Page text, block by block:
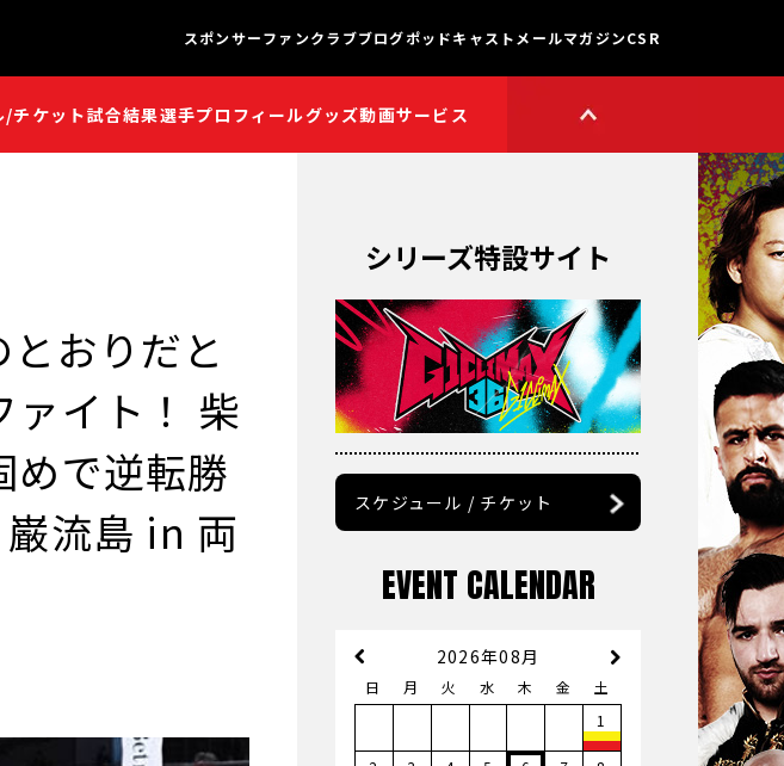
/チケット試合結果選手プロフィールグッズ動画サービス
獣神サンダー・ライガー
矢野通プロデュース!!
スイーツ真壁チャンネル
聖帝タイチのゲーム実況
チャンネル
鷹木信悟ちゃんねる
オーカーンチャンネル
スポンサーファンクラブブログポッドキャスト メールマガジンCSR
とおりだと
ァイト！ 柴
めで逆転勝
流島 in 両
シリーズ特設サイト
スケジュール / チケット
EVENT CALENDAR
2026年08月
日 月 火 水 木 金
土
1